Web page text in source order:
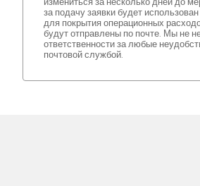
за подачу заявки будет
для покрытия операционных
будут отправлены по почте. Мы не
ответственности за любые
почтовой службой.